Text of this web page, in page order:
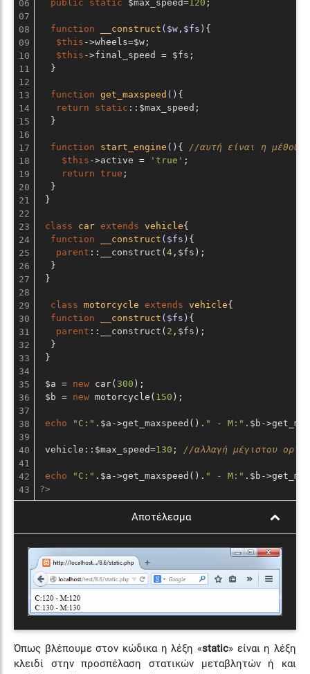
06
07
08
09
10
11
12
13
14
15
16
17
18
19
20
21
22
23
24
25
26
27
28
29
30
31
32
33
34
35
36
37
38
39
40
41
42
public static $max_speed=120 ;
function __construct ($w,$fs) {
$this ->wheels=$w;
$this ->final_speed = $fs;
  }
function get_maxspeed () {
return
static ::$max_speed;
  }
function start_engine () { //αυτή είναι η
$this ->active = 'true' ;
return true ;
  }
}
class car extends vehicle{
function
__construct ($fs) {
parent ::__construct( 4,$fs);
  }
}
class motorcycle extends vehicle{
function
__construct ($fs) {
parent ::__construct( 2 ,$fs);
  }
}
$a = new car( 300 );
$b = new motorcycle( 150 );
echo "C:" .$a->get_maxspeed(). " - M:" .$b-
vehicle::$max_speed=130 ; //αλλαγή μέγιστου ορίου
echo "C:" .$a->get_maxspeed(). " - M:" .$b-
?>
Αποτέλεσμα
Όπως βλέπουμε στον κώδικα η λέξη «static» είναι η λέξη
κλειδί στην προσπέλαση στατικών μεταβλητών ή και